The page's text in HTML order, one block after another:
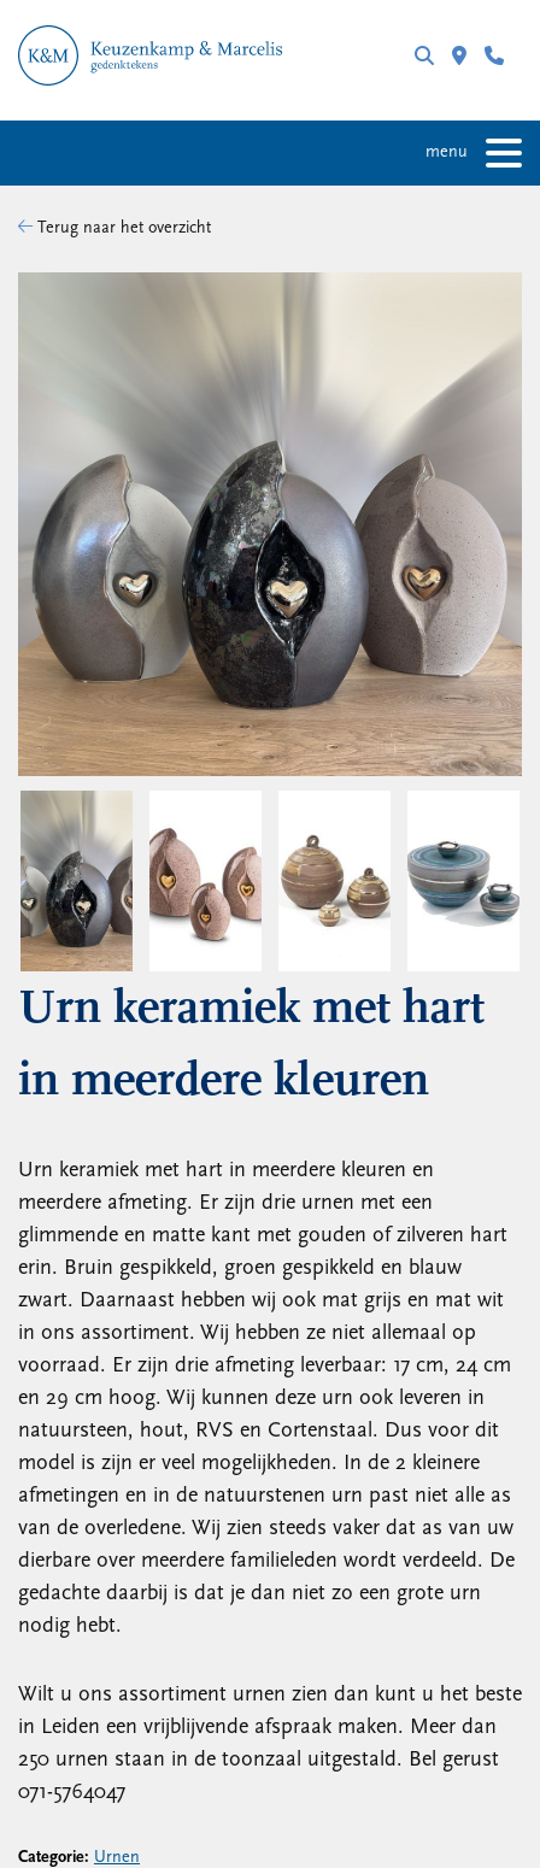
menu
Terug naar het overzicht
Urn keramiek met hart
in meerdere kleuren
Urn keramiek met hart in meerdere kleuren en
meerdere afmeting. Er zijn drie urnen met een
glimmende en matte kant met gouden of zilveren hart
erin. Bruin gespikkeld, groen gespikkeld en blauw
zwart. Daarnaast hebben wij ook mat grijs en mat wit
in ons assortiment. Wij hebben ze niet allemaal op
voorraad. Er zijn drie afmeting leverbaar: 17 cm, 24 cm
en 29 cm hoog. Wij kunnen deze urn ook leveren in
natuursteen, hout, RVS en Cortenstaal. Dus voor dit
model is zijn er veel mogelijkheden. In de 2 kleinere
afmetingen en in de natuurstenen urn past niet alle as
van de overledene. Wij zien steeds vaker dat as van uw
dierbare over meerdere familieleden wordt verdeeld. De
gedachte daarbij is dat je dan niet zo een grote urn
nodig hebt.
Wilt u ons assortiment urnen zien dan kunt u het beste
in Leiden een vrijblijvende afspraak maken. Meer dan
250 urnen staan in de toonzaal uitgestald. Bel gerust
071-5764047
Categorie: Urnen